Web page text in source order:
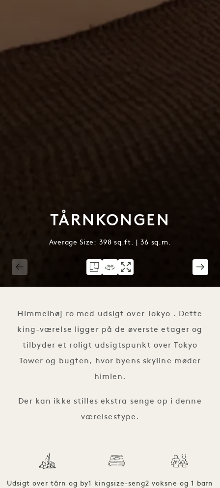
TÅRNKONGEN
Average Size: 398 sq.ft. | 36 sq.m.
Himmelhøj ro med udsigt over Tokyo . Dette
king-værelse ligger på de øverste etager og
tilbyder et roligt udsigtspunkt over Tokyo
Tower og bugten, hvor byens skyline møder
himlen.
Der kan ikke stilles ekstra senge op i denne
værelsestype.
Udsigt over tårn og by1 kingsize-seng2 voksne og 1 barn